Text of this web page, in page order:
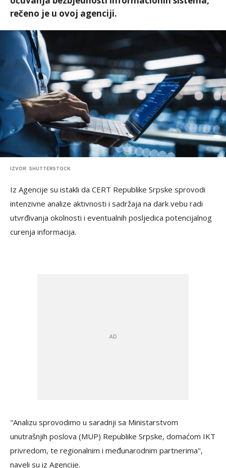
rečeno je u ovoj agenciji.
IZVOR: SHUTTERSTOCK
Iz Agencije su istakli da CERT Republike Srpske sprovodi
intenzivne analize aktivnosti i sadržaja na dark vebu radi
utvrđivanja okolnosti i eventualnih posljedica potencijalnog
curenja informacija.
"Analizu sprovodimo u saradnji sa Ministarstvom
unutrašnjih poslova (MUP) Republike Srpske, domaćom IKT
privredom, te regionalnim i međunarodnim partnerima",
naveli su iz Agencije.